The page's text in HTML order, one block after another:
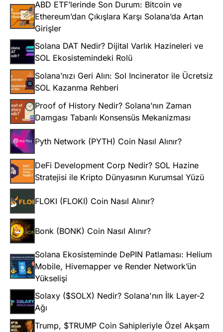
ABD ETF’lerinde Son Durum: Bitcoin ve
Ethereum’dan Çıkışlara Karşı Solana’da Artan
Girişler
Solana DAT Nedir? Dijital Varlık Hazineleri ve
SOL Ekosistemindeki Rolü
Solana’nızı Geri Alın: Sol Incinerator ile Ücretsiz
SOL Kazanma Rehberi
Proof of History Nedir? Solana’nın Zaman
Damgası Tabanlı Konsensüs Mekanizması
Pyth Network (PYTH) Coin Nasıl Alınır?
DeFi Development Corp Nedir? SOL Hazine
Stratejisi ile Kripto Dünyasının Kurumsal Yüzü
FLOKI (FLOKI) Coin Nasıl Alınır?
Bonk (BONK) Coin Nasıl Alınır?
Solana Ekosisteminde DePIN Patlaması: Helium
Mobile, Hivemapper ve Render Network’ün
Yükselişi
Solaxy ($SOLX) Nedir? Solana'nın İlk Layer-2
Ağı
Trump, $TRUMP Coin Sahipleriyle Özel Akşam